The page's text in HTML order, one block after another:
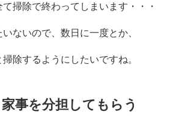
掃除で終わってしまいます・・・
ないので、数日に一度とか、
除するようにしたいですね。
事を分担してもらう